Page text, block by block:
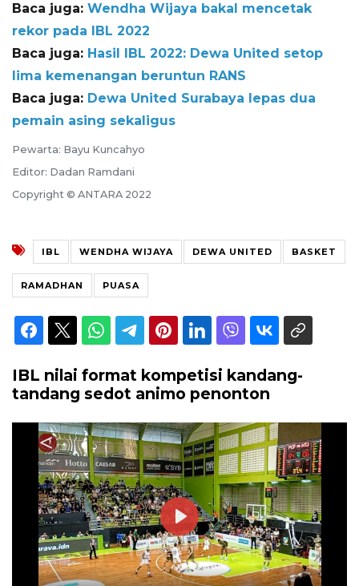
Baca juga: Wendha Wijaya bakal mencetak
rekor pada IBL 2022
Baca juga: Hasil IBL 2022: Dewa United setop
lima kemenangan beruntun RANS
Baca juga: Dewa United Surabaya lepas dua
pemain asing sekaligus
Pewarta: Bayu Kuncahyo
Editor: Dadan Ramdani
Copyright © ANTARA 2022
IBL WENDHA WIJAYA DEWA UNITED BASKET
RAMADHAN PUASA
IBL nilai format kompetisi kandang-
tandang sedot animo penonton
Play